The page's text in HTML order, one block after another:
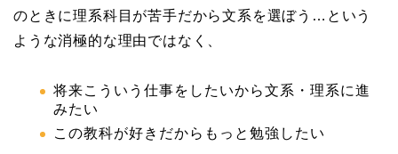
のときに理系科目が苦手だから文系を選ぼう… という
ような消極的な理由ではなく、
将来こういう仕事をしたいから文系・理系に進
みたい
この教科が好きだからもっと勉強したい